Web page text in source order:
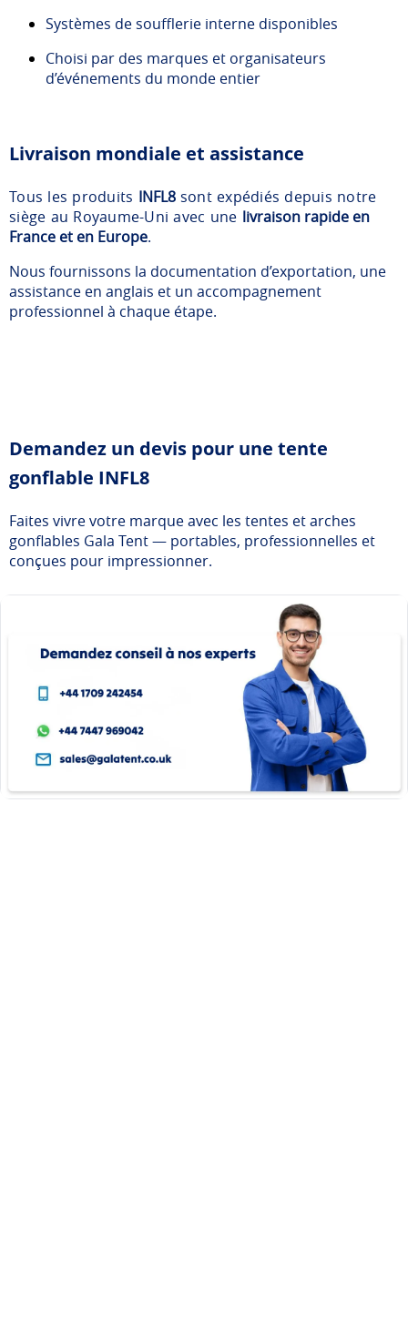
Systèmes de soufflerie interne disponibles
Choisi par des marques et organisateurs
d’événements du monde entier
Livraison mondiale et assistance
Tous les produits INFL8sont expédiés depuis notre
siège au Royaume-Uni avec une livraison rapide en
France et en Europe.
Nous fournissons la documentation d’exportation, une
assistance en anglais et un accompagnement
professionnel à chaque étape.
Demandez un devis pour une tente
gonflable INFL8
Faites vivre votre marque avec les tentes et arches
gonflables Gala Tent — portables, professionnelles et
conçues pour impressionner.